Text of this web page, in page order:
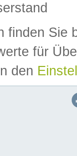
finden Sie
für
den